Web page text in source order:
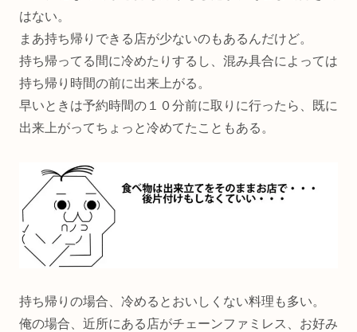
はない。
まあ持ち帰りできる店が少ないのもあるんだけど。
持ち帰ってる間に冷めたりするし、混み具合によっては
持ち帰り時間の前に出来上がる。
早いときは予約時間の１０分前に取りに行ったら、既に
出来上がってちょっと冷めてたこともある。
持ち帰りの場合、冷めるとおいしくない料理も多い。
俺の場合、近所にある店がチェーンファミレス、お好み